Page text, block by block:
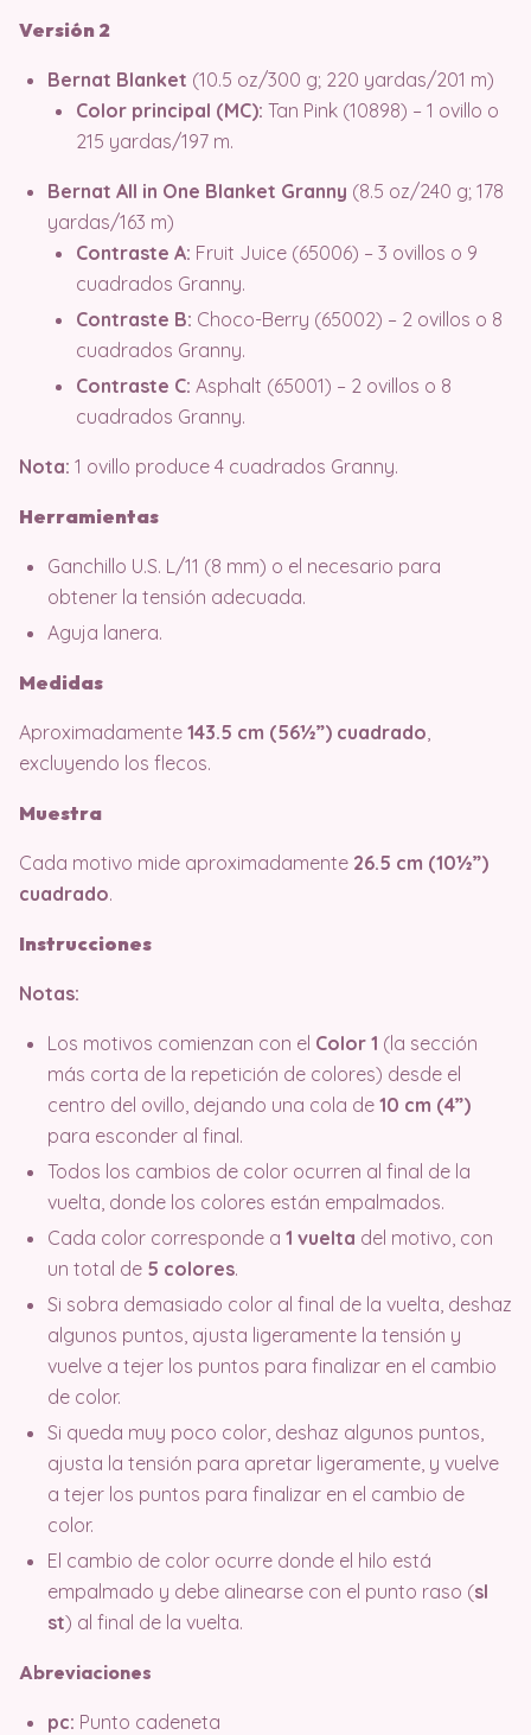
Versión 2
Bernat Blanket (10.5 oz/300 g; 220 yardas/201 m)
Color principal (MC): Tan Pink (10898) – 1 ovillo o
215 yardas/197 m.
Bernat All in One Blanket Granny (8.5 oz/240 g; 178
yardas/163 m)
Contraste A: Fruit Juice (65006) – 3 ovillos o 9
cuadrados Granny.
Contraste B: Choco-Berry (65002) – 2 ovillos o 8
cuadrados Granny.
Contraste C: Asphalt (65001) – 2 ovillos o 8
cuadrados Granny.
Nota: 1 ovillo produce 4 cuadrados Granny.
Herramientas
Ganchillo U.S. L/11 (8 mm) o el necesario para
obtener la tensión adecuada.
Aguja lanera.
Medidas
Aproximadamente 143.5 cm (56½”) cuadrado,
excluyendo los flecos.
Muestra
Cada motivo mide aproximadamente 26.5 cm (10½”)
cuadrado.
Instrucciones
Notas:
Los motivos comienzan con el Color 1 (la sección
más corta de la repetición de colores) desde el
centro del ovillo, dejando una cola de 10 cm (4”)
para esconder al final.
Todos los cambios de color ocurren al final de la
vuelta, donde los colores están empalmados.
Cada color corresponde a 1 vuelta del motivo, con
un total de 5 colores.
Si sobra demasiado color al final de la vuelta, deshaz
algunos puntos, ajusta ligeramente la tensión y
vuelve a tejer los puntos para finalizar en el cambio
de color.
Si queda muy poco color, deshaz algunos puntos,
ajusta la tensión para apretar ligeramente, y vuelve
a tejer los puntos para finalizar en el cambio de
color.
El cambio de color ocurre donde el hilo está
empalmado y debe alinearse con el punto raso (sl
st) al final de la vuelta.
Abreviaciones
pc: Punto cadeneta